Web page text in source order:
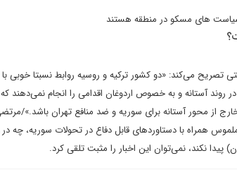
سیاست های مسکو در منطقه هستند
تصریح می‌کند: «دو کشور ترکیه و روسیه روابط نسبتا خوبی با
در روند آستانه و به خصوص اردوغان اقدامی را انجام نمی‌دهند
از محور آستانه برای سوریه و ضد منافع تهران باشد.»/مرتضی
همراه با دستاوردهای قابل دفاع در تحولات سوریه، چه در
پیدا نکند، نمی‌توان این اخبار را مثبت تلقی کرد.